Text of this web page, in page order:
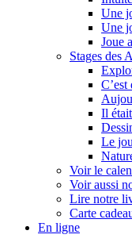
Une
Une
Joue
Stages des
C’est
Il
Le
Voir le
Voir aussi
Lire notre
Carte
En ligne